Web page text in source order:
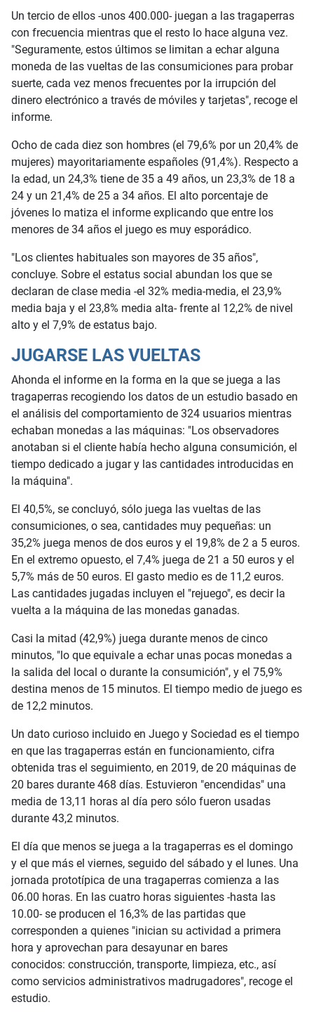
Un tercio de ellos -unos 400.000- juegan a las tragaperras
con frecuencia mientras que el resto lo hace alguna vez.
"Seguramente, estos últimos se limitan a echar alguna
moneda de las vueltas de las consumiciones para probar
suerte, cada vez menos frecuentes por la irrupción del
dinero electrónico a través de móviles y tarjetas", recoge el
informe.
Ocho de cada diez son hombres (el 79,6% por un 20,4% de
mujeres) mayoritariamente españoles (91,4%). Respecto a
la edad, un 24,3% tiene de 35 a 49 años, un 23,3% de 18 a
24 y un 21,4% de 25 a 34 años. El alto porcentaje de
jóvenes lo matiza el informe explicando que entre los
menores de 34 años el juego es muy esporádico.
"Los clientes habituales son mayores de 35 años",
concluye. Sobre el estatus social abundan los que se
declaran de clase media -el 32% media-media, el 23,9%
media baja y el 23,8% media alta- frente al 12,2% de nivel
alto y el 7,9% de estatus bajo.
JUGARSE LAS VUELTAS
Ahonda el informe en la forma en la que se juega a las
tragaperras recogiendo los datos de un estudio basado en
el análisis del comportamiento de 324 usuarios mientras
echaban monedas a las máquinas: "Los observadores
anotaban si el cliente había hecho alguna consumición, el
tiempo dedicado a jugar y las cantidades introducidas en
la máquina".
El 40,5%, se concluyó, sólo juega las vueltas de las
consumiciones, o sea, cantidades muy pequeñas: un
35,2% juega menos de dos euros y el 19,8% de 2 a 5 euros.
En el extremo opuesto, el 7,4% juega de 21 a 50 euros y el
5,7% más de 50 euros. El gasto medio es de 11,2 euros.
Las cantidades jugadas incluyen el "rejuego", es decir la
vuelta a la máquina de las monedas ganadas.
Casi la mitad (42,9%) juega durante menos de cinco
minutos, "lo que equivale a echar unas pocas monedas a
la salida del local o durante la consumición", y el 75,9%
destina menos de 15 minutos. El tiempo medio de juego es
de 12,2 minutos.
Un dato curioso incluido en Juego y Sociedad es el tiempo
en que las tragaperras están en funcionamiento, cifra
obtenida tras el seguimiento, en 2019, de 20 máquinas de
20 bares durante 468 días. Estuvieron "encendidas" una
media de 13,11 horas al día pero sólo fueron usadas
durante 43,2 minutos.
El día que menos se juega a la tragaperras es el domingo
y el que más el viernes, seguido del sábado y el lunes. Una
jornada prototípica de una tragaperras comienza a las
06.00 horas. En las cuatro horas siguientes -hasta las
10.00- se producen el 16,3% de las partidas que
corresponden a quienes "inician su actividad a primera
hora y aprovechan para desayunar en bares
conocidos: construcción, transporte, limpieza, etc., así
como servicios administrativos madrugadores", recoge el
estudio.